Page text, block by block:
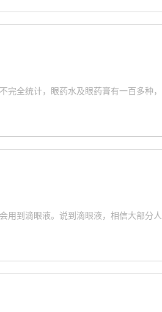
全统计，眼药水及眼药膏有一百多种
到滴眼液。说到滴眼液，相信大部分